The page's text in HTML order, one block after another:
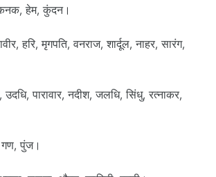
हेम, कुंदन।
हरि, मृगपति, वनराज, शार्दूल, नाहर, सारंग,
पारावार, नदीश, जलधि, सिंधु, रत्नाकर,
पुंज।